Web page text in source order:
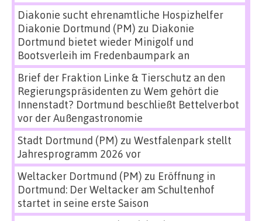
Diakonie sucht ehrenamtliche Hospizhelfer
Diakonie Dortmund (PM) zu Diakonie
Dortmund bietet wieder Minigolf und
Bootsverleih im Fredenbaumpark an
Brief der Fraktion Linke & Tierschutz an den
Regierungspräsidenten zu Wem gehört die
Innenstadt? Dortmund beschließt Bettelverbot
vor der Außengastronomie
Stadt Dortmund (PM) zu Westfalenpark stellt
Jahresprogramm 2026 vor
Weltacker Dortmund (PM) zu Eröffnung in
Dortmund: Der Weltacker am Schultenhof
startet in seine erste Saison